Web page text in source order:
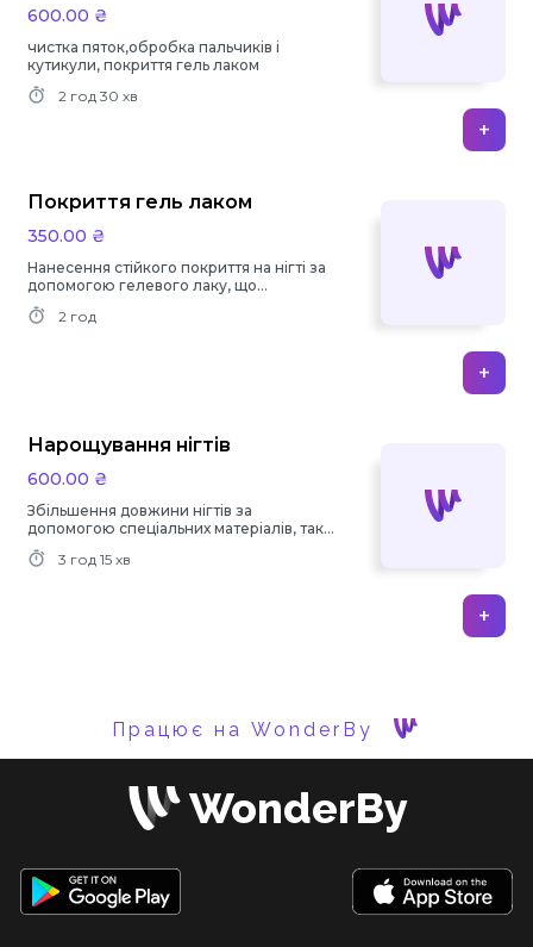
600.00 ₴
чистка пяток,обробка пальчиків і
кутикули, покриття гель лаком
2 год 30 хв
+
Покриття гель лаком
350.00 ₴
Нанесення стійкого покриття на нігті за
допомогою гелевого лаку, що
забезпечує міцність і блиск.
2 год
+
Нарощування нігтів
600.00 ₴
Збільшення довжини нігтів за
допомогою спеціальних матеріалів, таких
як гель або акрил.
3 год 15 хв
+
Працює на WonderBy
WonderBy